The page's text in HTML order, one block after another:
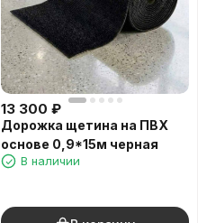
13 300 ₽
Дорожка щетина на ПВХ
основе 0,9*15м черная
В наличии